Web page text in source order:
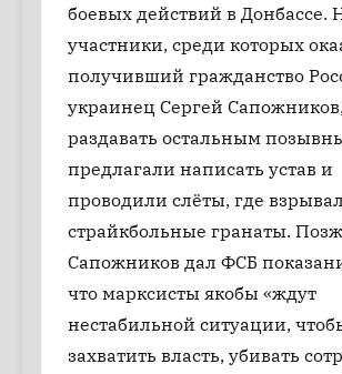
боевых действий в Донбассе.
участники, среди которых
получивший гражданство
украинец Сергей
раздавать остальным
предлагали написать устав и
проводили слёты, где
страйкбольные гранаты.
Сапожников дал ФСБ
что марксисты якобы «ждут
нестабильной ситуации,
захватить власть, убивать